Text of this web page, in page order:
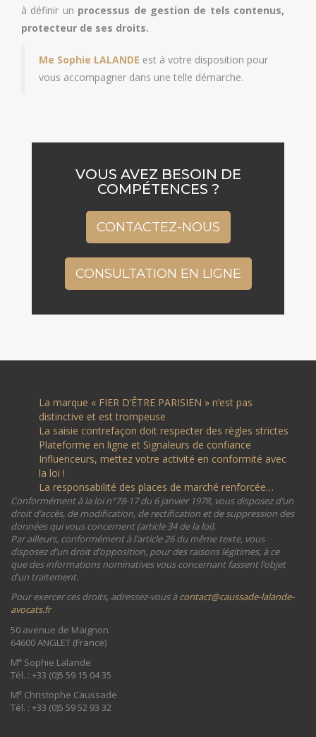
à définir un processus de gestion de tels contenus,
protecteur de ses droits.
Me Sophie LALANDE est à votre disposition pour
vous accompagner dans une telle démarche.
VOUS AVEZ BESOIN DE
COMPÉTENCES ?
CONTACTEZ-NOUS
CONSULTATION EN LIGNE
La marque « FIER D’ÊTRE PARISIEN » n’est pas
distinctive et est trompeuse
La saisie contrefaçon doit respecter des règles strictes
Plateforme en ligne et Signaleurs de confiance
Influenceurs, mettez votre activité en conformité avec
la loi !
La responsabilité des places de marché renforcée…
Conformément à la loi n°78-17 du 6 janvier 1978, vous disposez d’un
droit d’accès, de modification, de rectification et de suppression des
données qui vous concernent (article 34 de la loi).
Par ailleurs, conformément à l’article 26 du même texte, vous
disposez d’un droit d’opposition, pour des raisons légitimes, à ce
que des informations nominatives vous concernant fassent l’objet
d’un traitement.
Pour exercer ces droits, adressez-vous àcontact@caussade-lalande-
avocats.fr
50 avenue de Maignon
64600 ANGLET (France)
Me Sophie Lalande
Tél. : +33 (0)5 59 15 04 35
Me Christophe Caussade
Tél. : +33 (0)5 59 52 93 32